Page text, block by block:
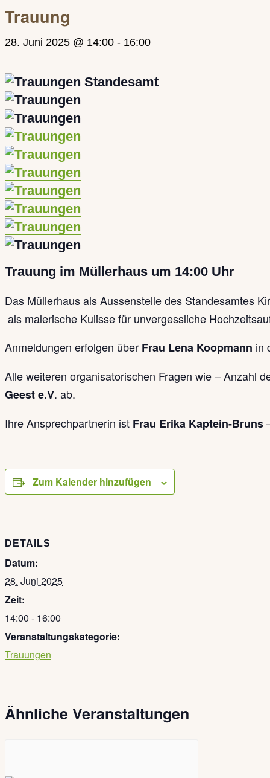
Trauung
28. Juni 2025 @ 14:00 - 16:00
Trauung im Müllerhaus um 14:00 Uhr
Das Müllerhaus als Aussenstelle des Standesamtes
als malerische Kulisse für unvergessliche
Anmeldungen erfolgen über Frau Lena Koopmann in
Alle weiteren organisatorischen Fragen wie – Anzahl
Geest e.V. ab.
Ihre Ansprechpartnerin ist Frau Erika Kaptein-Bruns
Zum Kalender hinzufügen
DETAILS
Datum:
28. Juni 2025
Zeit:
14:00 - 16:00
Veranstaltungskategorie:
Trauungen
Ähnliche Veranstaltungen